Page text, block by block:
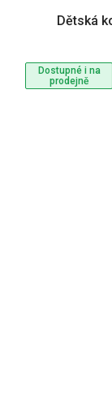
Dostupné i na
prodejně
Dětská